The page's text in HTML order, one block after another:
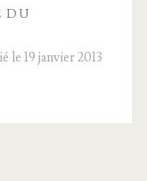
DU
le 19 janvier 2013